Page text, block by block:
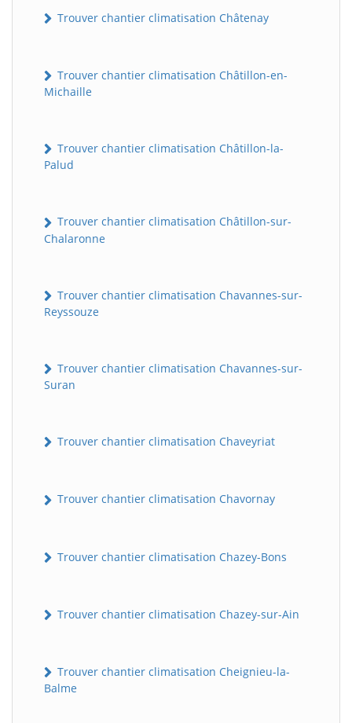
Trouver chantier climatisation Châtenay
Trouver chantier climatisation Châtillon-en-
Michaille
Trouver chantier climatisation Châtillon-la-
Palud
Trouver chantier climatisation Châtillon-sur-
Chalaronne
Trouver chantier climatisation Chavannes-sur-
Reyssouze
Trouver chantier climatisation Chavannes-sur-
Suran
Trouver chantier climatisation Chaveyriat
Trouver chantier climatisation Chavornay
Trouver chantier climatisation Chazey-Bons
Trouver chantier climatisation Chazey-sur-Ain
Trouver chantier climatisation Cheignieu-la-
Balme